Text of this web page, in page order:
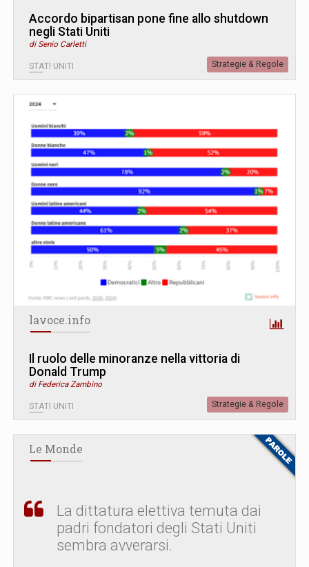
Accordo bipartisan pone fine allo shutdown
negli Stati Uniti
di Senio Carletti
STATI UNITI Strategie & Regole
lavoce.info
Il ruolo delle minoranze nella vittoria di
Donald Trump
di Federica Zambino
STATI UNITI Strategie & Regole
Le Monde
La dittatura elettiva temuta dai
padri fondatori degli Stati Uniti
sembra avverarsi.